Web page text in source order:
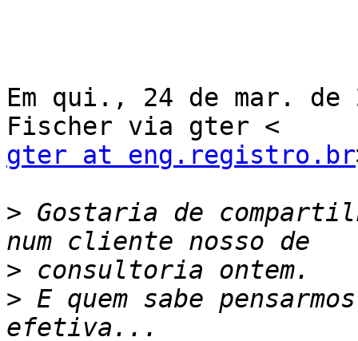
Em qui., 24 de mar. de
gter at eng.registro.br
> Gostaria de
>
> E quem sabe